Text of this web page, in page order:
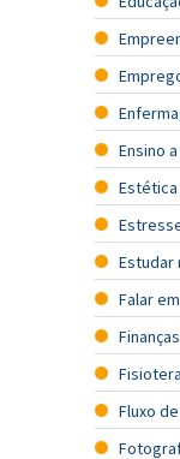
Ensino
Estética
Estudar
Falar
Fluxo